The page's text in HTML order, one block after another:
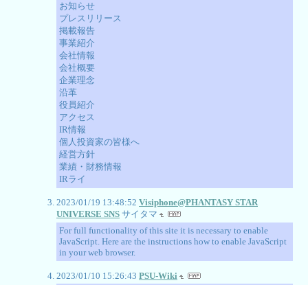
お知らせ
プレスリリース
掲載報告
事業紹介
会社情報
会社概要
企業理念
沿革
役員紹介
アクセス
IR情報
個人投資家の皆様へ
経営方針
業績・財務情報
IRライ
2023/01/19 13:48:52 Visiphone@PHANTASY STAR
UNIVERSE SNS サイタマ
For full functionality of this site it is necessary to enable
JavaScript. Here are the instructions how to enable JavaScript
in your web browser.
2023/01/10 15:26:43 PSU-Wiki